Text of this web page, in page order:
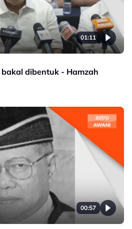
01:11
dibentuk - Hamzah
00:57